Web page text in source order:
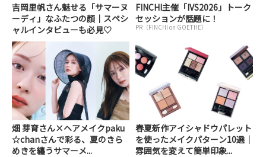
吉岡里帆さん魅せる「サマーヌ
ーディ」なふたつの顔｜スペシ
ャルインタビューも必見♡
FINCHI主催「IVS2026」トーク
セッションが話題に！
PR（FINCHI on GOETHE）
畑 芽育さん×ヘアメイクpaku
☆chanさんで彩る、夏のきら
めきを纏うサマーメ...
春夏新作アイシャドウパレット
を使ったメイクパターン10選｜
雰囲気を変えて簡単印象...